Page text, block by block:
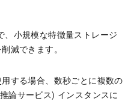
小規模な特徴量ストレージ
減できます。
する場合、数秒ごとに複数の
論サービス) インスタンスに